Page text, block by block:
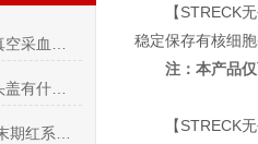
【STRECK
稳定保存有核细
注：本产品
【STRECK